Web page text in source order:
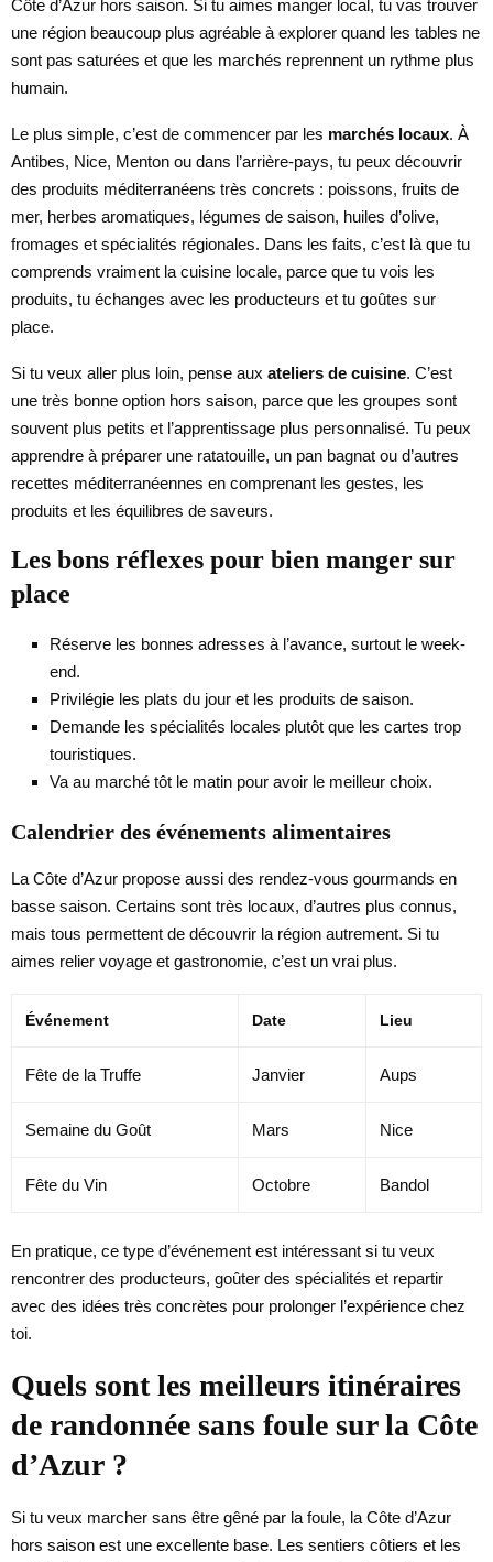
Côte d’Azur hors saison. Si tu aimes manger local, tu vas trouver
une région beaucoup plus agréable à explorer quand les tables ne
sont pas saturées et que les marchés reprennent un rythme plus
humain.
Le plus simple, c’est de commencer par les marchés locaux. À
Antibes, Nice, Menton ou dans l’arrière-pays, tu peux découvrir
des produits méditerranéens très concrets : poissons, fruits de
mer, herbes aromatiques, légumes de saison, huiles d’olive,
fromages et spécialités régionales. Dans les faits, c’est là que tu
comprends vraiment la cuisine locale, parce que tu vois les
produits, tu échanges avec les producteurs et tu goûtes sur
place.
Si tu veux aller plus loin, pense aux ateliers de cuisine. C’est
une très bonne option hors saison, parce que les groupes sont
souvent plus petits et l’apprentissage plus personnalisé. Tu peux
apprendre à préparer une ratatouille, un pan bagnat ou d’autres
recettes méditerranéennes en comprenant les gestes, les
produits et les équilibres de saveurs.
Les bons réflexes pour bien manger sur
place
Réserve les bonnes adresses à l’avance, surtout le week-
end.
Privilégie les plats du jour et les produits de saison.
Demande les spécialités locales plutôt que les cartes trop
touristiques.
Va au marché tôt le matin pour avoir le meilleur choix.
Calendrier des événements alimentaires
La Côte d’Azur propose aussi des rendez-vous gourmands en
basse saison. Certains sont très locaux, d’autres plus connus,
mais tous permettent de découvrir la région autrement. Si tu
aimes relier voyage et gastronomie, c’est un vrai plus.
Événement Date Lieu
Fête de la Truffe Janvier Aups
Semaine du Goût Mars Nice
Fête du Vin Octobre Bandol
En pratique, ce type d’événement est intéressant si tu veux
rencontrer des producteurs, goûter des spécialités et repartir
avec des idées très concrètes pour prolonger l’expérience chez
toi.
Quels sont les meilleurs itinéraires
de randonnée sans foule sur la Côte
d’Azur ?
Si tu veux marcher sans être gêné par la foule, la Côte d’Azur
hors saison est une excellente base. Les sentiers côtiers et les